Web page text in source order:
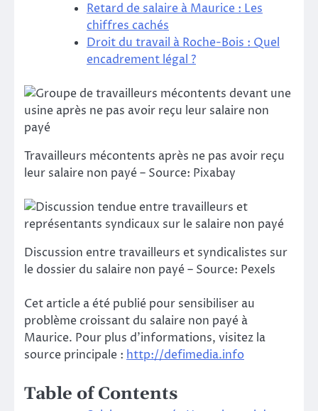
Retard de salaire à Maurice : Les
chiffres cachés
Droit du travail à Roche-Bois : Quel
encadrement légal ?
Travailleurs mécontents après ne pas avoir reçu
leur salaire non payé – Source: Pixabay
Discussion entre travailleurs et syndicalistes sur
le dossier du salaire non payé – Source: Pexels
Cet article a été publié pour sensibiliser au
problème croissant du salaire non payé à
Maurice. Pour plus d’informations, visitez la
source principale : http://defimedia.info
Table of Contents